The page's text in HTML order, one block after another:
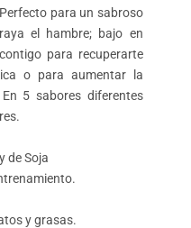
para un sabroso
el hambre; bajo en
para recuperarte
o para aumentar la
5 sabores diferentes
de Soja
y grasas.